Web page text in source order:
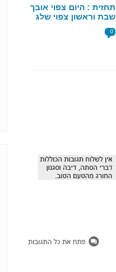
תחזית : היום צפוי אובך
שבת וראשון צפוי שלג
בירושלים
0